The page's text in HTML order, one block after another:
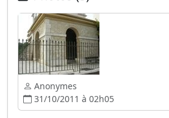
Anonymes
31/10/2011 à 02h05